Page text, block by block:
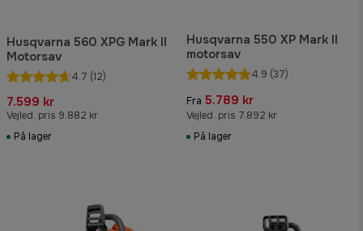
Husqvarna 560 XPG Mark II
Motorsav
4.7 (12)
7.599 kr
Vejled. pris 9.882 kr
På lager
Husqvarna 550 XP Mark II
motorsav
4.9 (37)
Fra 5.789 kr
Vejled. pris 7.892 kr
På lager